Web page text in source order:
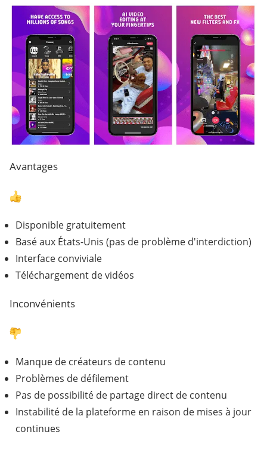
Avantages
Disponible gratuitement
Basé aux États-Unis (pas de problème d'interdiction)
Interface conviviale
Téléchargement de vidéos
Inconvénients
Manque de créateurs de contenu
Problèmes de défilement
Pas de possibilité de partage direct de contenu
Instabilité de la plateforme en raison de mises à jour
continues